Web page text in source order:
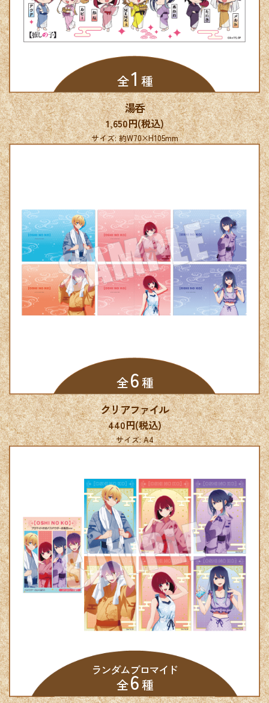
全1 種
湯呑
1,650円(税込)
サイズ: 約W70×H105mm
全 6 種
クリアファイル
440円(税込)
サイズ: A4
ランダムブロマイド
全 6 種
アクリルフィギュアスタンド
1/10